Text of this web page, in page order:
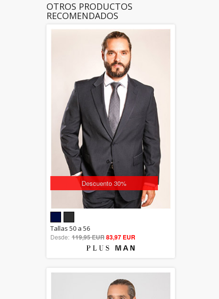
OTROS PRODUCTOS
RECOMENDADOS
Descuento 30%
out of 5
Tallas 50 a 56
Desde: 119,95 EUR83,97 EUR